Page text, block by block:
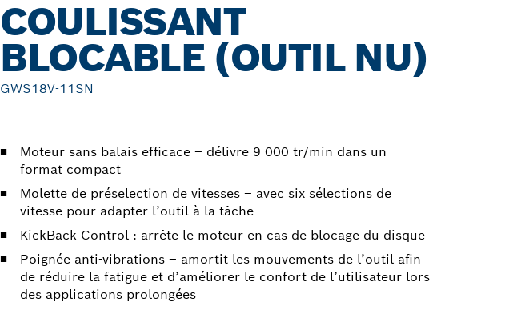
COULISSANT
BLOCABLE (OUTIL NU)
GWS18V-11SN
Moteur sans balais efficace – délivre 9 000 tr/min dans un
format compact
Molette de préselection de vitesses – avec six sélections de
vitesse pour adapter l’outil à la tâche
KickBack Control : arrête le moteur en cas de blocage du disque
Poignée anti-vibrations – amortit les mouvements de l’outil afin
de réduire la fatigue et d’améliorer le confort de l’utilisateur lors
des applications prolongées